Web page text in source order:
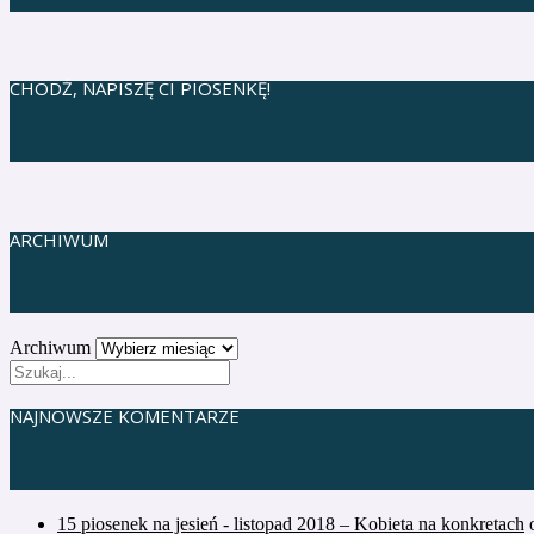
CHODŹ, NAPISZĘ CI PIOSENKĘ!
ARCHIWUM
Archiwum
NAJNOWSZE KOMENTARZE
15 piosenek na jesień - listopad 2018 – Kobieta na konkretach